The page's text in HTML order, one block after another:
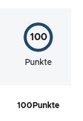
100
Punkte
100 Punkte